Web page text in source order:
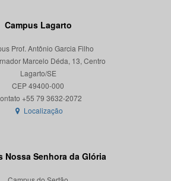
Campus Lagarto
Prof. Antônio Garcia Filho
Marcelo Déda, 13, Centro
Lagarto/SE
CEP 49400-000
Localização
Nossa Senhora da Glória